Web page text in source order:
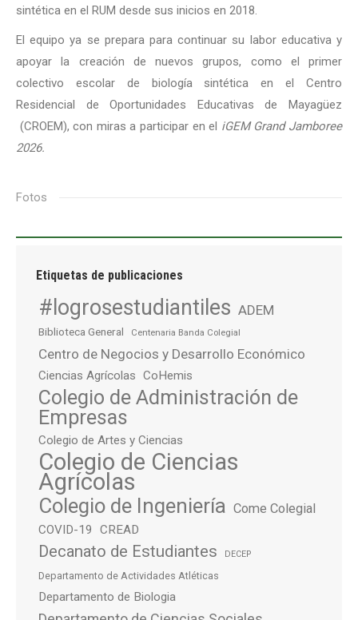
sintética en el RUM desde sus inicios en 2018.
El equipo ya se prepara para continuar su labor educativa y
apoyar la creación de nuevos grupos, como el primer
colectivo escolar de biología sintética en el Centro
Residencial de Oportunidades Educativas de Mayagüez
(CROEM), con miras a participar en el iGEM Grand Jamboree
2026.
Fotos
Etiquetas de publicaciones
#logrosestudiantiles ADEM
Biblioteca General Centenaria Banda Colegial
Centro de Negocios y Desarrollo Económico
Ciencias Agrícolas CoHemis
Colegio de Administración de
Empresas
Colegio de Artes y Ciencias
Colegio de Ciencias
Agrícolas
Colegio de Ingeniería Come Colegial
COVID-19 CREAD
Decanato de Estudiantes DECEP
Departamento de Actividades Atléticas
Departamento de Biologia